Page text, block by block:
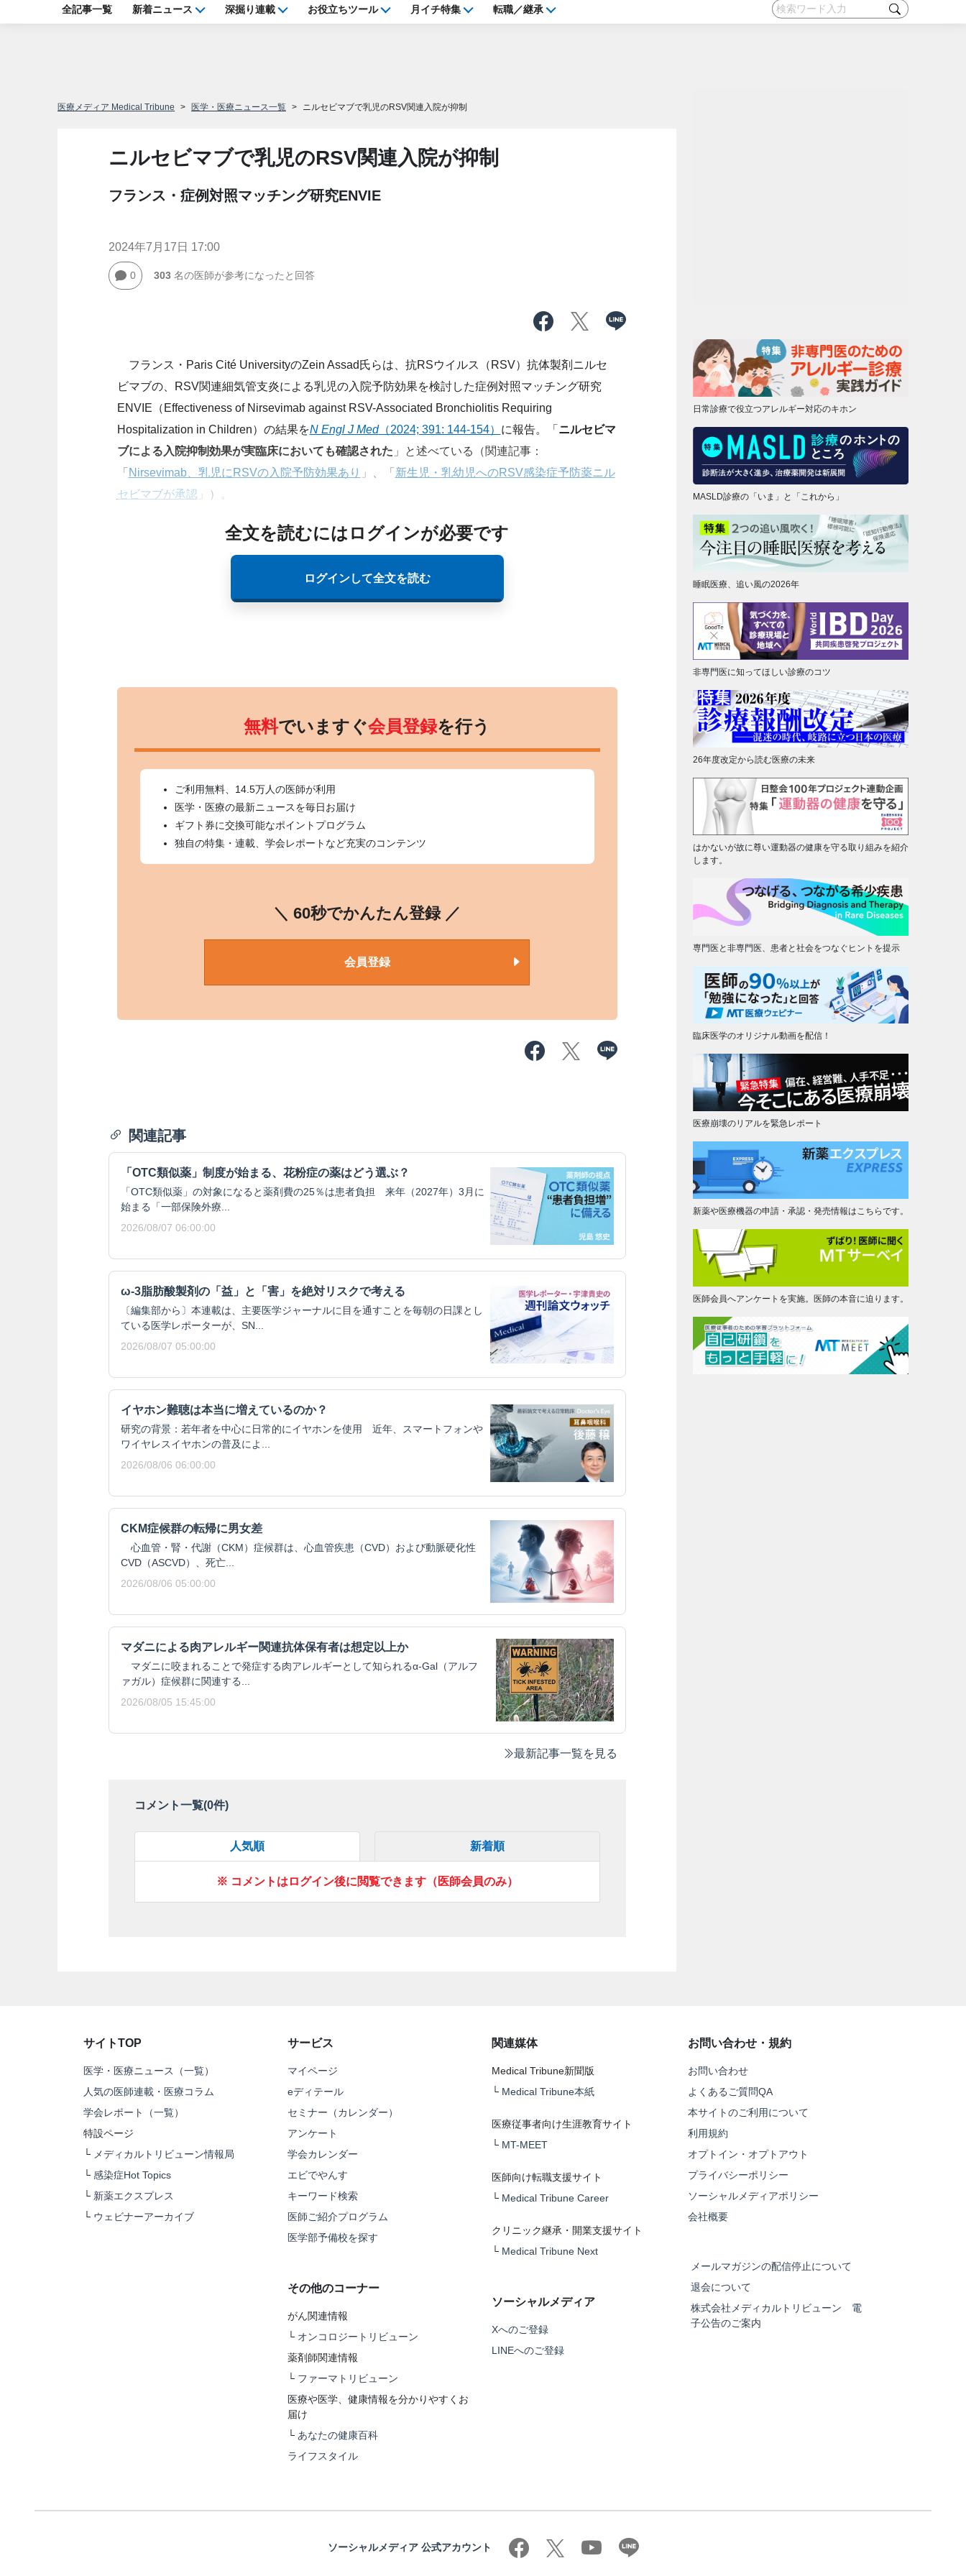
全記事一覧 新着ニュース 深掘り連載 お役立ちツール 月イチ特集 転職／継承
医療メディア Medical Tribune 医学・医療ニュース一覧 ニルセビマブで乳児のRSV関連入院が抑制
ニルセビマブで乳児のRSV関連入院が抑制
フランス・症例対照マッチング研究ENVIE
2024年7月17日 17:00
0 303名の医師が参考になったと回答
フランス・Paris Cité UniversityのZein Assad氏らは、抗RSウイルス（RSV）抗体製剤ニルセ
ビマブの、RSV関連細気管支炎による乳児の入院予防効果を検討した症例対照マッチング研究
ENVIE（Effectiveness of Nirsevimab against RSV-Associated Bronchiolitis Requiring
Hospitalization in Children）の結果をN Engl J Med（2024; 391: 144-154） に報告。「 ニルセビマ
ブによる入院抑制効果が実臨床においても確認された 」と述べている（関連記事：
「 Nirsevimab、乳児にRSVの入院予防効果あり 」、「 新生児・乳幼児へのRSV感染症予防薬ニル
セビマブが承認 」）。
全文を読むにはログインが必要です
ログインして全文を読む
無料でいますぐ会員登録を行う
ご利用無料、14.5万人の医師が利用
医学・医療の最新ニュースを毎日お届け
ギフト券に交換可能なポイントプログラム
独自の特集・連載、学会レポートなど充実のコンテンツ
＼ 60秒でかんたん登録 ／
会員登録
関連記事
「OTC類似薬」制度が始まる、花粉症の薬はどう選ぶ？
「OTC類似薬」の対象になると薬剤費の25％は患者負担 来年（2027年）3月に
始まる「一部保険外療...
2026/08/07 06:00:00
ω-3脂肪酸製剤の「益」と「害」を絶対リスクで考える
〔編集部から〕本連載は、主要医学ジャーナルに目を通すことを毎朝の日課とし
ている医学レポーターが、SN...
2026/08/07 05:00:00
イヤホン難聴は本当に増えているのか？
研究の背景：若年者を中心に日常的にイヤホンを使用 近年、スマートフォンや
ワイヤレスイヤホンの普及によ...
2026/08/06 06:00:00
CKM症候群の転帰に男女差
心血管・腎・代謝（CKM）症候群は、心血管疾患（CVD）および動脈硬化性
CVD（ASCVD）、死亡...
2026/08/06 05:00:00
マダニによる肉アレルギー関連抗体保有者は想定以上か
マダニに咬まれることで発症する肉アレルギーとして知られるα-Gal（アルフ
ァガル）症候群に関連する...
2026/08/05 15:45:00
最新記事一覧を見る
コメント一覧(0件)
人気順 新着順
※ コメントはログイン後に閲覧できます（医師会員のみ）
日常診療で役立つアレルギー対応のキホン
MASLD診療の「いま」と「これから」
睡眠医療、追い風の2026年
非専門医に知ってほしい診療のコツ
26年度改定から読む医療の未来
はかないが故に尊い運動器の健康を守る取り組みを紹介
します。
専門医と非専門医、患者と社会をつなぐヒントを提示
臨床医学のオリジナル動画を配信！
医療崩壊のリアルを緊急レポート
新薬や医療機器の申請・承認・発売情報はこちらです。
医師会員へアンケートを実施。医師の本音に迫ります。
サイトTOP
医学・医療ニュース（一覧）
人気の医師連載・医療コラム
学会レポート（一覧）
特設ページ
└ メディカルトリビューン情報局
└ 感染症Hot Topics
└ 新薬エクスプレス
└ ウェビナーアーカイブ
サービス
マイページ
eディテール
セミナー（カレンダー）
アンケート
学会カレンダー
エビでやんす
キーワード検索
医師ご紹介プログラム
医学部予備校を探す
その他のコーナー
がん関連情報
└ オンコロジートリビューン
薬剤師関連情報
└ ファーマトリビューン
医療や医学、健康情報を分かりやすくお
届け
└ あなたの健康百科
ライフスタイル
関連媒体
Medical Tribune新聞版
└ Medical Tribune本紙
医療従事者向け生涯教育サイト
└ MT-MEET
医師向け転職支援サイト
└ Medical Tribune Career
クリニック継承・開業支援サイト
└ Medical Tribune Next
ソーシャルメディア
Xへのご登録
LINEへのご登録
お問い合わせ・規約
お問い合わせ
よくあるご質問QA
本サイトのご利用について
利用規約
オプトイン・オプトアウト
プライバシーポリシー
ソーシャルメディアポリシー
会社概要
メールマガジンの配信停止について
退会について
株式会社メディカルトリビューン 電
子公告のご案内
ソーシャルメディア 公式アカウント